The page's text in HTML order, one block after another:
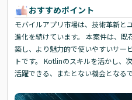
おすすめポイント
モバイルアプリ市場は、技術革新と
進化を続けています。 本案件は、
築し、より魅力的で使いやすいサー
トです。 Kotlinのスキルを活かし、
活躍できる、またとない機会となるで